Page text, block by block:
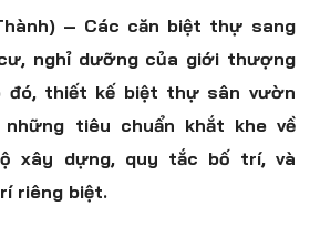
– Các căn biệt thự sang
nghỉ dưỡng của giới thượng
đó, thiết kế biệt thự sân vườn
tiêu chuẩn khắt khe về
xây dựng, quy tắc bố trí, và
riêng biệt.